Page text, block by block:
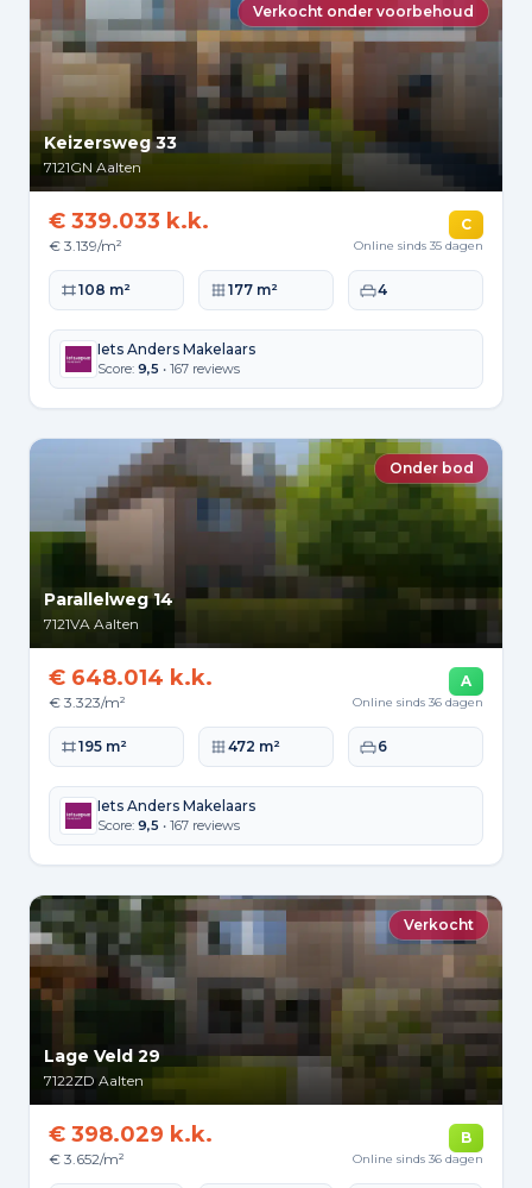
Verkocht onder voorbehoud
Keizersweg 33
7121GN Aalten
€ 339.033 k.k.
€ 3.139/m²
C
Online sinds 35 dagen
Woonoppervlakte
108 m² Perceeloppervlakte
177 m² Slaapkamers
4
Iets Anders Makelaars
Score: 9,5 • 167 reviews
Onder bod
Parallelweg 14
7121VA Aalten
€ 648.014 k.k.
€ 3.323/m²
A
Online sinds 36 dagen
Woonoppervlakte
195 m² Perceeloppervlakte
472 m² Slaapkamers
6
Iets Anders Makelaars
Score: 9,5 • 167 reviews
Verkocht
Lage Veld 29
7122ZD Aalten
€ 398.029 k.k.
€ 3.652/m²
B
Online sinds 36 dagen